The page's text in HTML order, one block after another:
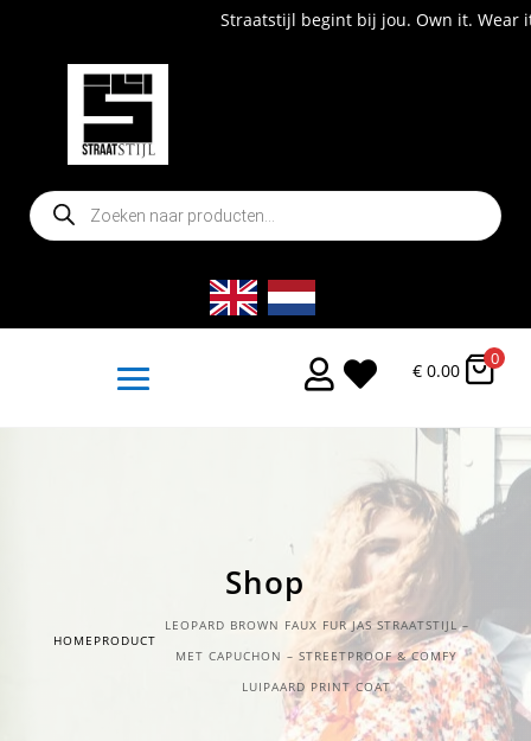
Straatstijl begint bij jou. Own it. Wear it. Shop now!
Producten
zoeken
  € 0.00
0
Shop
HOME PRODUCT
LEOPARD BROWN FAUX FUR JAS STRAATSTIJL –
MET CAPUCHON – STREETPROOF & COMFY
LUIPAARD PRINT COAT